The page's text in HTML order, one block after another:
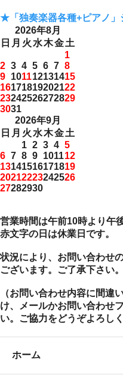
★「独奏楽器各種+ピアノ」
2026年8月
日 月 火 水木金土
1
2 3 4 5 6 7 8
9 101112131415
16171819202122
23242526272829
3031
2026年9月
日 月 火 水木金土
1 2 3 4 5
6 7 8 9 101112
13141516171819
20212223242526
27282930
営業時間は午前10時より午
赤文字の日は休業日です。
状況により、お問い合わせ
ございます。ご了承下さい。
（お問い合わせ内容に間違
け、メールかお問い合わせ
い。ご協力をどうぞよろし
ホーム